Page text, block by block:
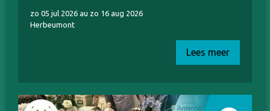
zo 05 jul 2026 au zo 16 aug 2026
Herbeumont
Lees meer